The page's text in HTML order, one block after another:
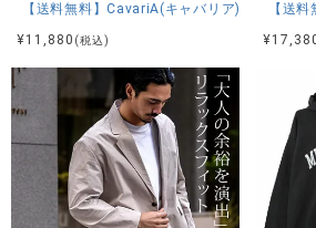
【送料無料】CavariA(キャバリア)ビッグボ
¥11,880 (税込)
【送
¥